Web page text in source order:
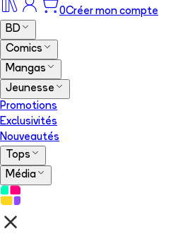
0Créer mon compte
BD
Comics
Mangas
Jeunesse
Promotions
Exclusivités
Nouveautés
Tops
Média